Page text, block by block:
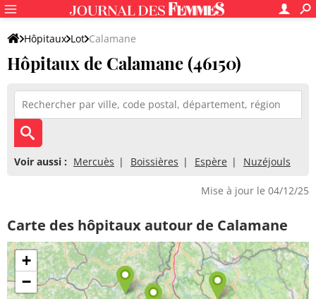
Hôpitaux Lot Calamane
Hôpitaux de Calamane (46150)
Voir aussi : Mercuès Boissières Espère Nuzéjouls
Mise à jour le 04/12/25
Carte des hôpitaux autour de Calamane
+
−